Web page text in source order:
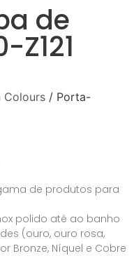
de
Z121
Colours / Porta-
de produtos para
polido até ao banho
(ouro, ouro rosa,
Bronze, Níquel e Cobre